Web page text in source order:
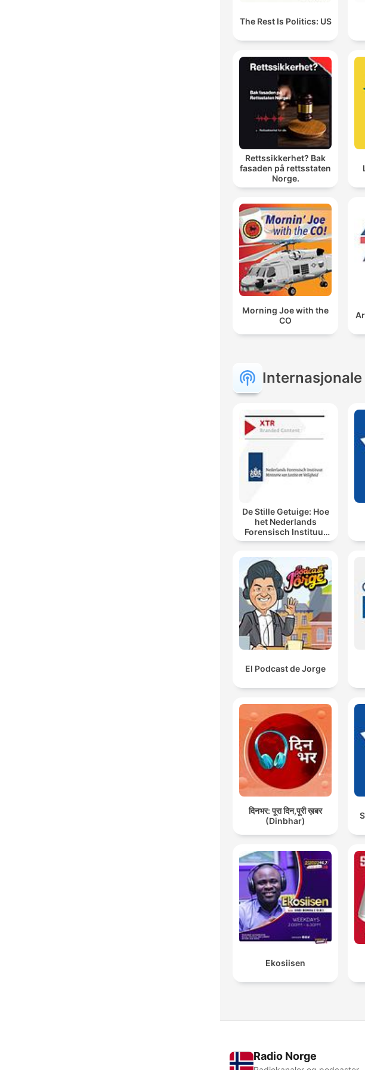
The Rest Is Politics: US
Rettssikkerhet? Bak
fasaden på rettsstaten
Norge.
Morning Joe with the
CO
De Stille Getuige: Hoe
het Nederlands
Forensisch Instituut
sporen laat spreken
El Podcast de Jorge
दिनभर: पूरा दिन,पूरी ख़बर
(Dinbhar)
Ekosiisen
Radio Norge